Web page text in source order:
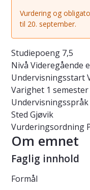
Vurdering og
til 20. september.
Studiepoeng 7,5
Nivå Videregående
Undervisningsstart
Varighet 1 semester
Undervisningsspråk
Sted Gjøvik
Vurderingsordning
Om emnet
Faglig innhold
Formål